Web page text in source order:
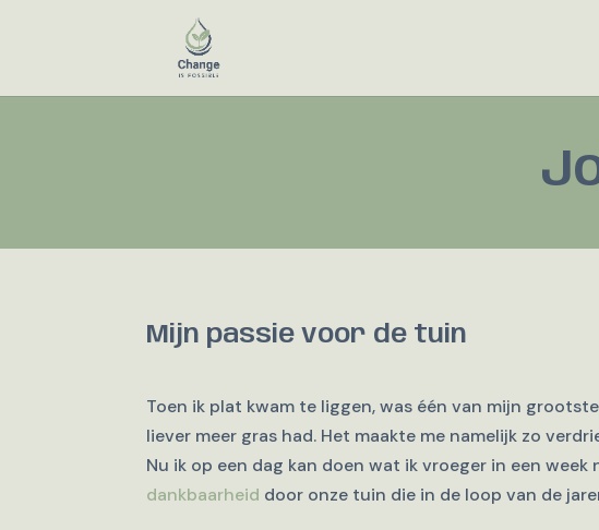
Mijn passie voor de tuin
Toen ik plat kwam te liggen, was één van mijn
liever meer gras had. Het maakte me namelijk zo
Nu ik op een dag kan doen wat ik vroeger in een
dankbaarheid door onze tuin die in de loop van de